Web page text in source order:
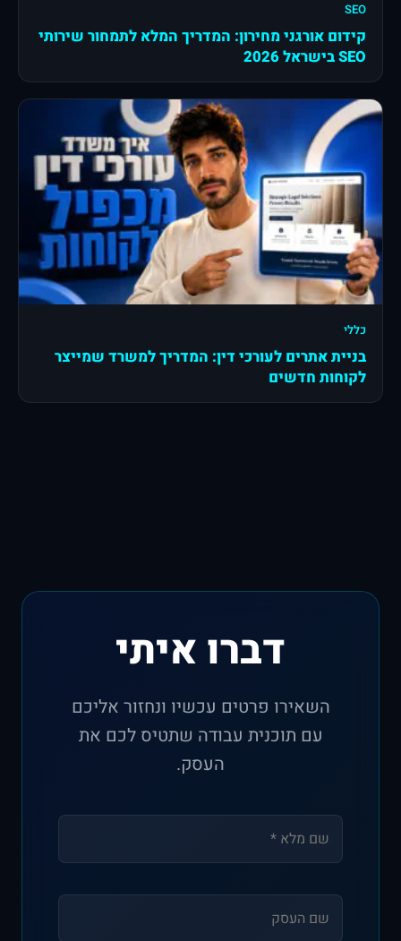
SEO
קידום אורגני מחירון: המדריך המלא לתמחור שירותי
SEO בישראל 2026
כללי
בניית אתרים לעורכי דין: המדריך למשרד שמייצר
לקוחות חדשים
דברו איתי
השאירו פרטים עכשיו ונחזור אליכם
עם תוכנית עבודה שתטיס לכם את
העסק.